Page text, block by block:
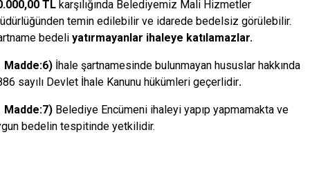
TL karşılığında Belediyemiz Mali Hizmetler
temin edilebilir ve idarede bedelsiz görülebilir.
bedeli yatırmayanlar ihaleye katılamazlar.
İhale şartnamesinde bulunmayan hususlar hakkında
sayılı Devlet İhale Kanunu hükümleri geçerlidir.
Belediye Encümeni ihaleyi yapıp yapmamakta ve
bedelin tespitinde yetkilidir.